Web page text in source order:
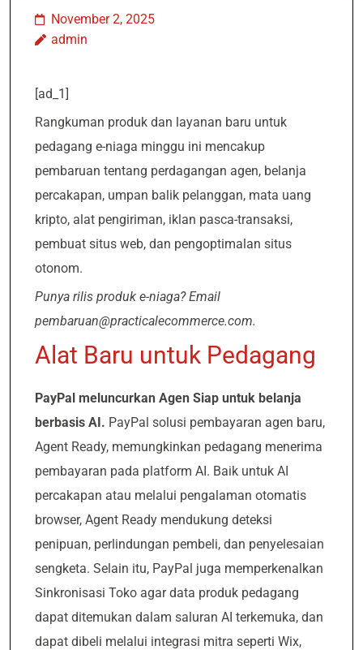
November 2, 2025
admin
[ad_1]
Rangkuman produk dan layanan baru untuk
pedagang e-niaga minggu ini mencakup
pembaruan tentang perdagangan agen, belanja
percakapan, umpan balik pelanggan, mata uang
kripto, alat pengiriman, iklan pasca-transaksi,
pembuat situs web, dan pengoptimalan situs
otonom.
Punya rilis produk e-niaga? Email
pembaruan@practicalecommerce.com.
Alat Baru untuk Pedagang
PayPal meluncurkan Agen Siap untuk belanja
berbasis AI. PayPal solusi pembayaran agen baru,
Agent Ready, memungkinkan pedagang menerima
pembayaran pada platform AI. Baik untuk AI
percakapan atau melalui pengalaman otomatis
browser, Agent Ready mendukung deteksi
penipuan, perlindungan pembeli, dan penyelesaian
sengketa. Selain itu, PayPal juga memperkenalkan
Sinkronisasi Toko agar data produk pedagang
dapat ditemukan dalam saluran AI terkemuka, dan
dapat dibeli melalui integrasi mitra seperti Wix,